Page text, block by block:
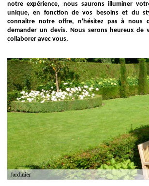
notre expérience, nous saurons illuminer
unique, en fonction de vos besoins et du
connaître notre offre, n'hésitez pas à nous
demander un devis. Nous serons heureux de
collaborer avec vous.